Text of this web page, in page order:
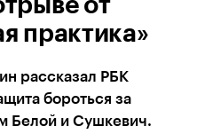
от
практика»
рассказал РБК
бороться за
Белой и Сушкевич.